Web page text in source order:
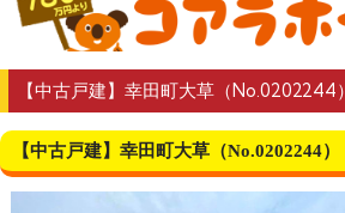
【中古戸建】幸田町大草（No.0202244）
【中古戸建】幸田町大草（No.0202244）